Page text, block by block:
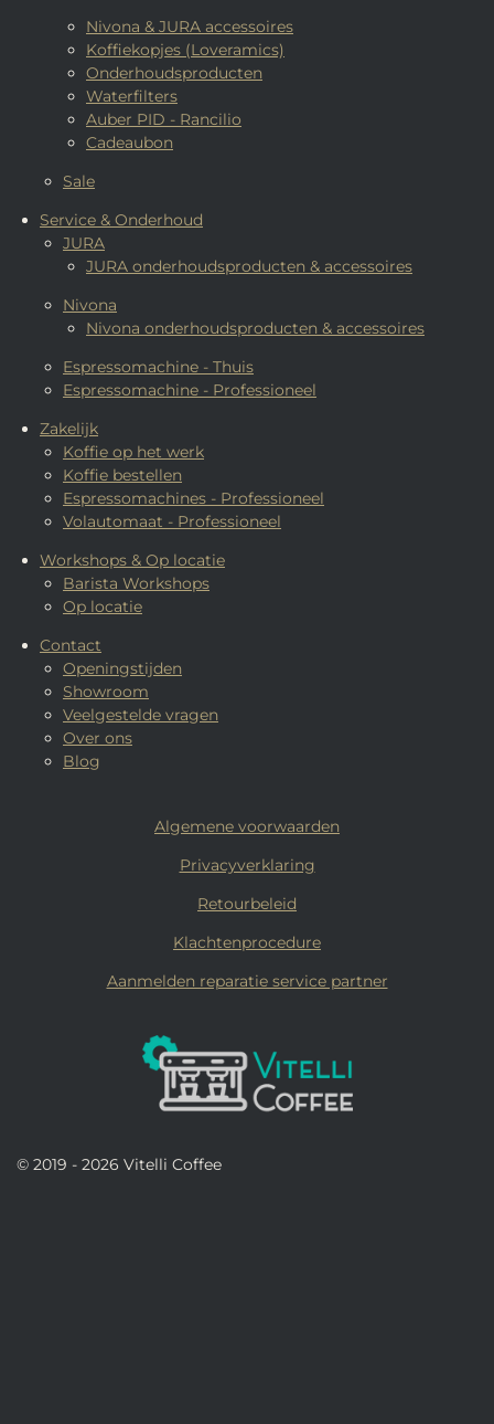
Nivona & JURA accessoires
Koffiekopjes (Loveramics)
Onderhoudsproducten
Waterfilters
Auber PID - Rancilio
Cadeaubon
Sale
Service & Onderhoud
JURA
JURA onderhoudsproducten & accessoires
Nivona
Nivona onderhoudsproducten & accessoires
Espressomachine - Thuis
Espressomachine - Professioneel
Zakelijk
Koffie op het werk
Koffie bestellen
Espressomachines - Professioneel
Volautomaat - Professioneel
Workshops & Op locatie
Barista Workshops
Op locatie
Contact
Openingstijden
Showroom
Veelgestelde vragen
Over ons
Blog
Algemene voorwaarden
Privacyverklaring
Retourbeleid
Klachtenprocedure
Aanmelden reparatie service partner
© 2019 - 2026 Vitelli Coffee